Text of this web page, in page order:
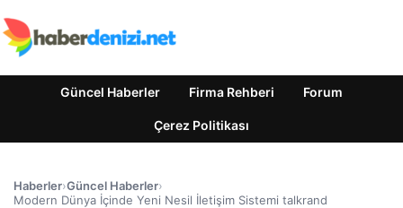
Güncel Haberler Firma Rehberi Forum
Çerez Politikası
Haberler›Güncel Haberler›
Modern Dünya İçinde Yeni Nesil İletişim Sistemi talkrand